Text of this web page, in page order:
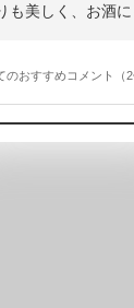
美しく、お酒に
のおすすめコメント（2